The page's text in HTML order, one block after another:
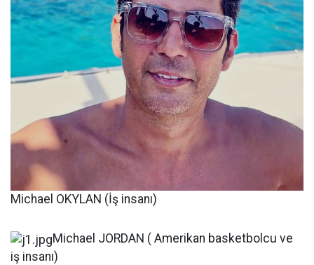
Michael OKYLAN (İş insanı)
Michael JORDAN ( Amerikan basketbolcu ve
iş insanı)